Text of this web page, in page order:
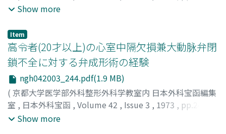
243)
彦;TATSUTA, NORIKAZU
KIYOSHI;NOGUCHI, KAZUSHIGE;MINAMI, KAZUAKI;
BAN, TOSHIHIKO
Show more
Item
高令者(20才以上)の心室中隔欠損兼大動脉弁閉
鎖不全に対する弁成形術の経験
ngh042003_244.pdf(1.9 MB)
( 京都大学医学部外科整形外科学教室内 日本外科宝函編集
室 , 日本外科宝函 , Volume 42 , Issue 3 , 1973 , pp.244-
256)
Show more